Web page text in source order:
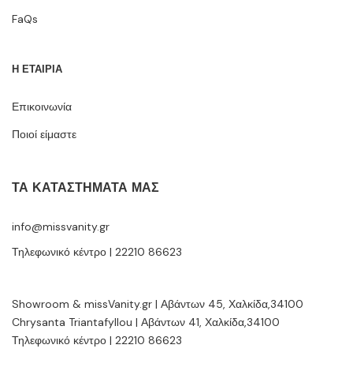
FaQs
Η ΕΤΑΙΡΙΑ
Επικοινωνία
Ποιοί είμαστε
ΤΑ ΚΑΤΑΣΤΉΜΑΤΆ ΜΑΣ
info@missvanity.gr
Τηλεφωνικό κέντρο | 22210 86623
Showroom & missVanity.gr | Αβάντων 45, Χαλκίδα,34100
Chrysanta Triantafyllou | Αβάντων 41, Χαλκίδα,34100
Τηλεφωνικό κέντρο | 22210 86623